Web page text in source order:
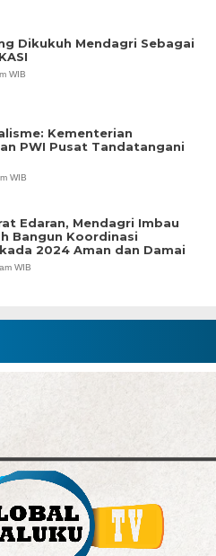
Dikukuh Mendagri Sebagai
WIB
Kementerian
PWI Pusat Tandatangani
WIB
Edaran, Mendagri Imbau
Bangun Koordinasi
2024 Aman dan Damai
WIB